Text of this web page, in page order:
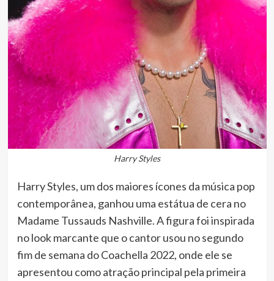
Harry Styles
Harry Styles, um dos maiores ícones da música pop
contemporânea, ganhou uma estátua de cera no
Madame Tussauds Nashville. A figura foi inspirada
no look marcante que o cantor usou no segundo
fim de semana do Coachella 2022, onde ele se
apresentou como atração principal pela primeira